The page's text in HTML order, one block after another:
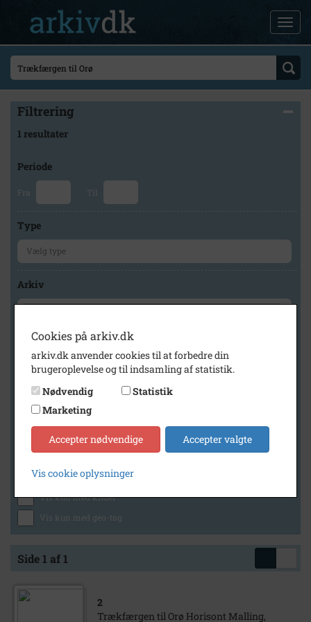
Filtrering
1 resultater
Periode
Fra Til
Type
Arkiv
Geografi
Generelt
Vis kun med billeder
Vis kun med lydklip
Vis kun med kilder
Vis kun med geo-tag
Side 1 af 1
2
Trækfærgen til Orø Horisont Malling,
Cookies på arkiv.dk
arkiv.dk anvender cookies til at forbedre din
brugeroplevelse og til indsamling af statistik.
Nødvendig
Statistik
Marketing
Accepter nødvendige Accepter valgte
Vis cookie oplysninger